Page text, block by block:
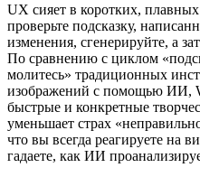
UX сияет в коротких,
проверьте подсказку,
изменения, сгенерируйте, а
По сравнению с циклом
молитесь» традиционных
изображений с помощью ИИ,
быстрые и конкретные
уменьшает страх
что вы всегда реагируете на
гадаете, как ИИ